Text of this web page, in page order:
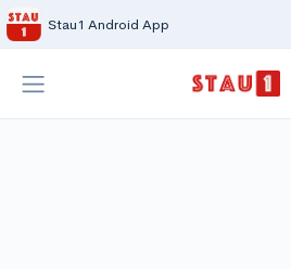
Stau1 Android App